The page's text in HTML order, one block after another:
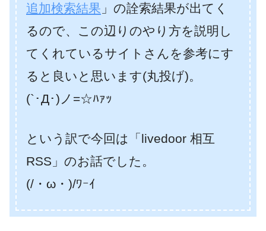
追加検索結果 」の詮索結果が出てく
るので、この辺りのやり方を説明し
てくれているサイトさんを参考にす
ると良いと思います(丸投げ)。
(`･Д･)ノ=☆ﾊｧｯ
という訳で今回は「livedoor 相互
RSS」のお話でした。
(/・ω・)/ﾜｰｲ